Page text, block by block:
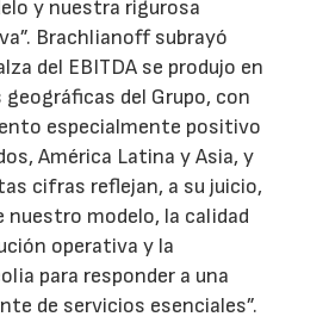
y nuestra rigurosa
Brachlianoff subrayó
del EBITDA se produjo en
del Grupo, con
especialmente positivo
América Latina y Asia, y
cifras reflejan, a su juicio,
nuestro modelo, la calidad
operativa y la
para responder a una
de servicios esenciales”.